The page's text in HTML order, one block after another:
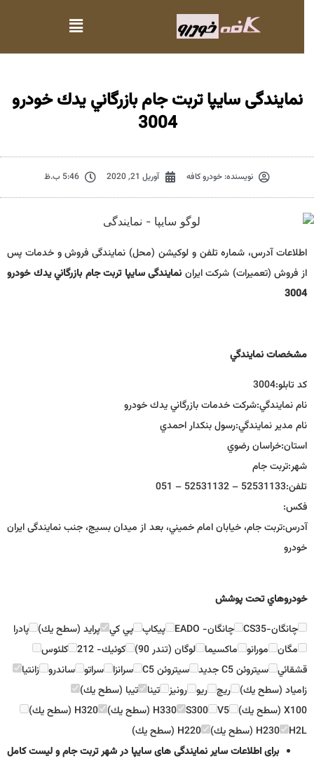
نمایندگی سایپا تربت جام بازرگاني يدك خودرو
3004
نویسنده:خودرو کافه آوریل 21, 2020 5:46 ب.ظ
اطلاعات آدرس، شماره تلفن و لوکیشن (محل) نمایندگی فروش و خدمات پس
از فروش (تعمیرات) شرکت ایراننمایندگی سایپا تربت جام بازرگاني يدك خودرو
3004
مشخصات نمايندگي
كد تابلو:3004
نام نمايندگي:شركت خدمات بازرگاني يدك خودرو
نام مدير نمايندگي:رسول بنكدار احمدي
استان:خراسان رضوي
شهر:تربت جام
تلفن:52531133 – 52531132 – 051
فكس:
آدرس:تربت جام، خیابان امام خميني، بعد از میدان بسیج، جنب نمایندگی ایران
خودرو
خودروهاي تحت پوشش
چانگان-CS35
چانگان- EADO پيكاپ پي كي پرايد (سطح يك) پادرا
مگان مورانو ماكسيما لوگان (تندر 90) كوئيك- 212
كلئوس
قشقائي سيتروئن C5 جديد سيتروئن C5 سرانزا سراتو ساندرو زانتيا
زامياد (سطح يك) ريچ ريو رونيز تينا تيبا (سطح يك)
X100 (سطح يك)
V5
S300 H330 (سطح يك)
H320 (سطح يك)
H2L H230 (سطح يك)
H220 (سطح يك)
برای اطلاعات سایر نمایندگی های سایپا در شهر تربت جام و لیست کامل